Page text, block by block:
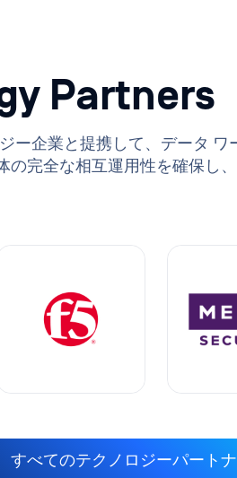
Partners
ー企業と提携して、データ
完全な相互運用性を確保し
すべてのテクノロジーパート